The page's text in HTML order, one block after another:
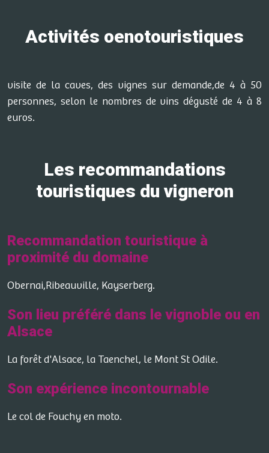
Activités oenotouristiques
visite de la caves, des vignes sur demande,de 4 à 50
personnes, selon le nombres de vins dégusté de 4 à 8
euros.
Les recommandations
touristiques du vigneron
Recommandation touristique à
proximité du domaine
Obernai,Ribeauville, Kayserberg.
Son lieu préféré dans le vignoble ou en
Alsace
La forêt d'Alsace, la Taenchel, le Mont St Odile.
Son expérience incontournable
Le col de Fouchy en moto.